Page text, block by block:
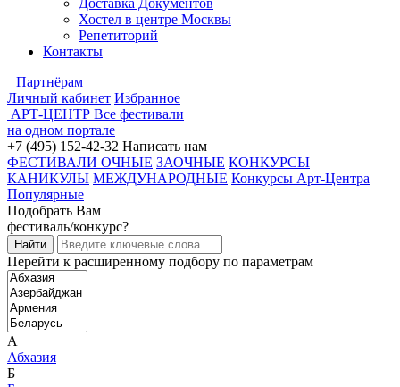
Доставка Документов
Хостел в центре Москвы
Репетиторий
Контакты
Партнёрам
Личный кабинет Избранное
АРТ-ЦЕНТР Все фестивали
на одном портале
+7 (495) 152-42-32 Написать нам
ФЕСТИВАЛИ ОЧНЫЕ ЗАОЧНЫЕ КОНКУРСЫ
КАНИКУЛЫ МЕЖДУНАРОДНЫЕ Конкурсы Арт-Центра
Популярные
Подобрать Вам
фестиваль/конкурс?
Перейти к расширенному подбору по параметрам
А
Абхазия
Б